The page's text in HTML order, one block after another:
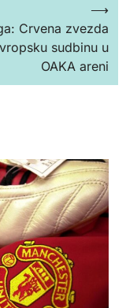
Crvena zvezda
sudbinu u
OAKA areni
⟶